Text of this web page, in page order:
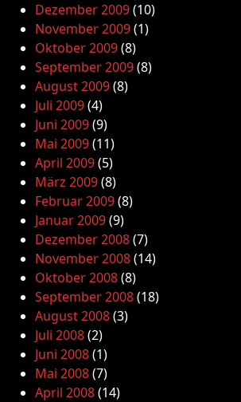
Dezember 2009(10)
November 2009(1)
Oktober 2009(8)
September 2009(8)
August 2009(8)
Juli 2009(4)
Juni 2009(9)
Mai 2009(11)
April 2009(5)
März 2009(8)
Februar 2009(8)
Januar 2009(9)
Dezember 2008(7)
November 2008(14)
Oktober 2008(8)
September 2008(18)
August 2008(3)
Juli 2008(2)
Juni 2008(1)
Mai 2008(7)
April 2008(14)